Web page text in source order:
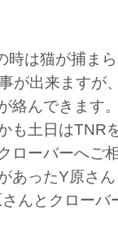
は猫が捕ま
が出来ますが
絡んできます
も土日はTNR
ローバーへご
ったY原さん
んとクローバ